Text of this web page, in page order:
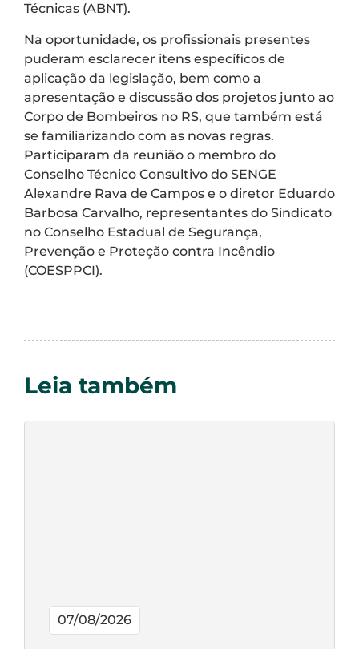
Técnicas (ABNT).
Na oportunidade, os profissionais presentes
puderam esclarecer itens específicos de
aplicação da legislação, bem como a
apresentação e discussão dos projetos junto ao
Corpo de Bombeiros no RS, que também está
se familiarizando com as novas regras.
Participaram da reunião o membro do
Conselho Técnico Consultivo do SENGE
Alexandre Rava de Campos e o diretor Eduardo
Barbosa Carvalho, representantes do Sindicato
no Conselho Estadual de Segurança,
Prevenção e Proteção contra Incêndio
(COESPPCI).
Leia também
07/08/2026